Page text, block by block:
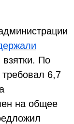
взятки. По
6,7
на общее